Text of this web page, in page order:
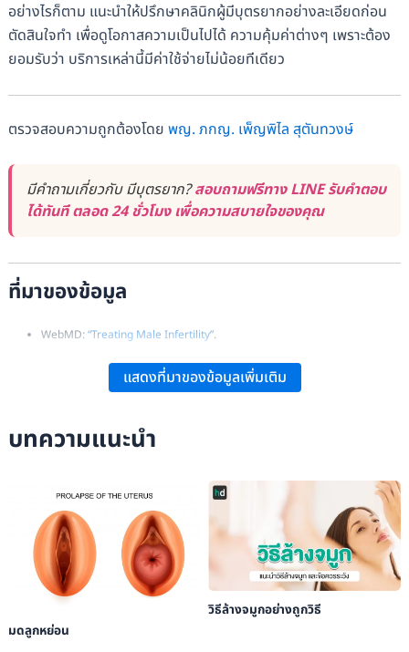
อย่างไรก็ตาม แนะนำให้ปรึกษาคลินิกผู้มีบุตรยากอย่างละเอียดก่อน
ตัดสินใจทำ เพื่อดูโอกาสความเป็นไปได้ ความคุ้มค่าต่างๆ เพราะต้อง
ยอมรับว่า บริการเหล่านี้มีค่าใช้จ่ายไม่น้อยทีเดียว
ตรวจสอบความถูกต้องโดย พญ. ภกญ. เพ็ญพิไล สุตันทวงษ์
มีคำถามเกี่ยวกับ มีบุตรยาก?สอบถามฟรีทาง LINE รับคำตอบ
ได้ทันที ตลอด 24 ชั่วโมง เพื่อความสบายใจของคุณ
ที่มาของข้อมูล
WebMD: “Treating Male Infertility”.
National Institute of Child Health and Human Development:
แสดงที่มาของข้อมูลเพิ่มเติม
บทความแนะนำ
มดลูกหย่อน
วิธีล้างจมูกอย่างถูกวิธี